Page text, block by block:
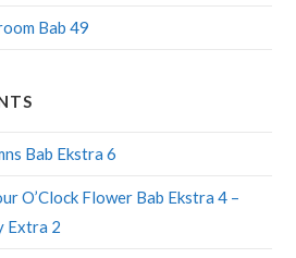
Bab 49
Bab Ekstra 6
O’Clock Flower Bab Ekstra 4 –
Extra 2